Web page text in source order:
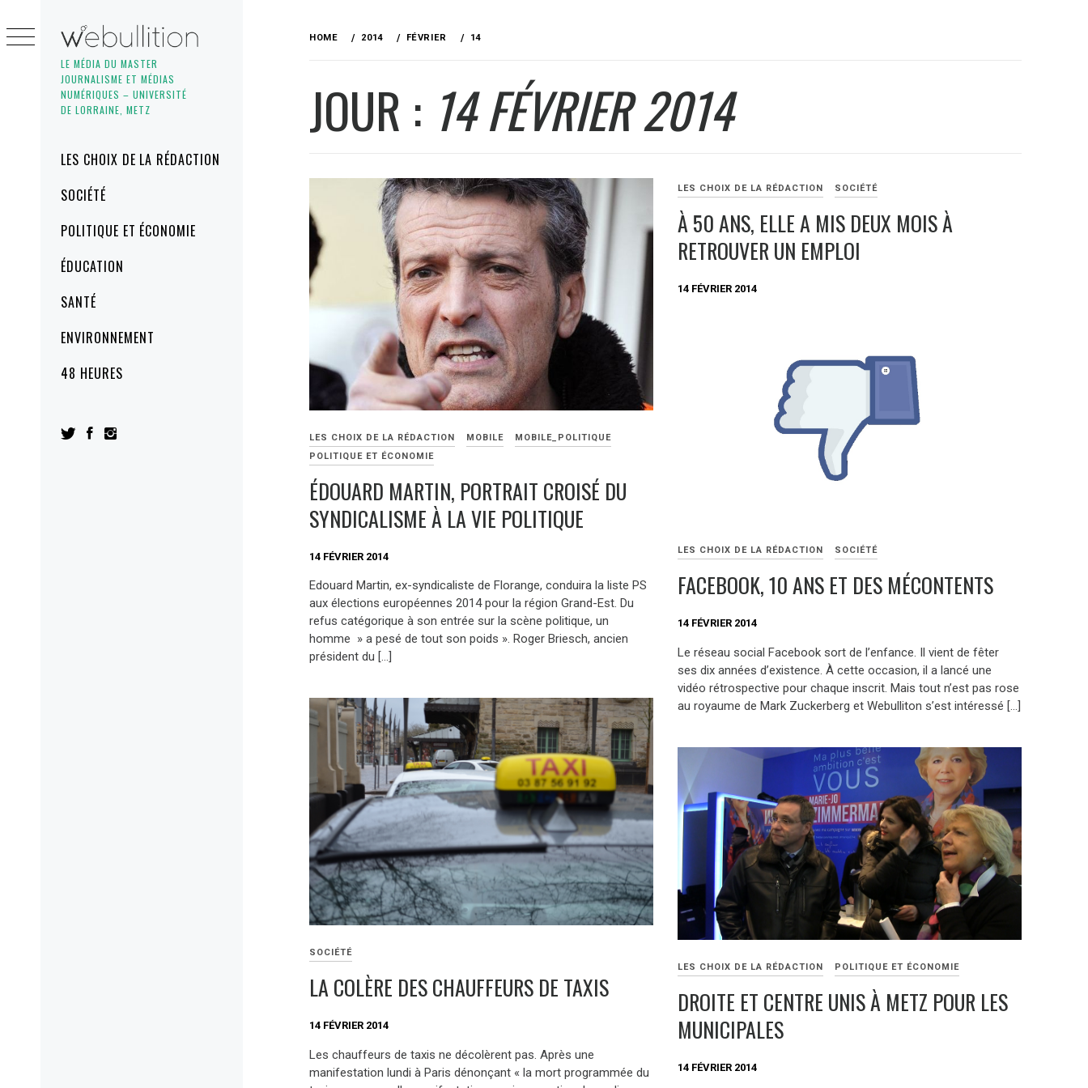
LE MÉDIA DU MASTER
JOURNALISME ET MÉDIAS
NUMÉRIQUES – UNIVERSITÉ
DE LORRAINE, METZ
MenuLES CHOIX DE LA RÉDACTION
SOCIÉTÉ
POLITIQUE ET ÉCONOMIE
ÉDUCATION
SANTÉ
ENVIRONNEMENT
48 HEURES
to
content
HOME 2014 FÉVRIER 14
JOUR : 14 FÉVRIER 2014
LES CHOIX DE LA RÉDACTION MOBILE
MOBILE_POLITIQUE
POLITIQUE ET ÉCONOMIE
ÉDOUARD MARTIN, PORTRAIT CROISÉ DU
SYNDICALISME À LA VIE POLITIQUE
14 FÉVRIER 2014
Edouard Martin, ex-syndicaliste de Florange, conduira la liste PS
aux élections européennes 2014 pour la région Grand-Est. Du
refus catégorique à son entrée sur la scène politique, un
homme » a pesé de tout son poids ». Roger Briesch, ancien
président du […]
LES CHOIX DE LA RÉDACTION SOCIÉTÉ
À 50 ANS, ELLE A MIS DEUX MOIS À
RETROUVER UN EMPLOI
14 FÉVRIER 2014
LES CHOIX DE LA RÉDACTION SOCIÉTÉ
FACEBOOK, 10 ANS ET DES MÉCONTENTS
14 FÉVRIER 2014
Le réseau social Facebook sort de l’enfance. Il vient de fêter
ses dix années d’existence. À cette occasion, il a lancé une
vidéo rétrospective pour chaque inscrit. Mais tout n’est pas rose
au royaume de Mark Zuckerberg et Webulliton s’est intéressé […]
SOCIÉTÉ
LA COLÈRE DES CHAUFFEURS DE TAXIS
14 FÉVRIER 2014
Les chauffeurs de taxis ne décolèrent pas. Après une
manifestation lundi à Paris dénonçant « la mort programmée du
LES CHOIX DE LA RÉDACTION POLITIQUE ET ÉCONOMIE
DROITE ET CENTRE UNIS À METZ POUR LES
MUNICIPALES
14 FÉVRIER 2014